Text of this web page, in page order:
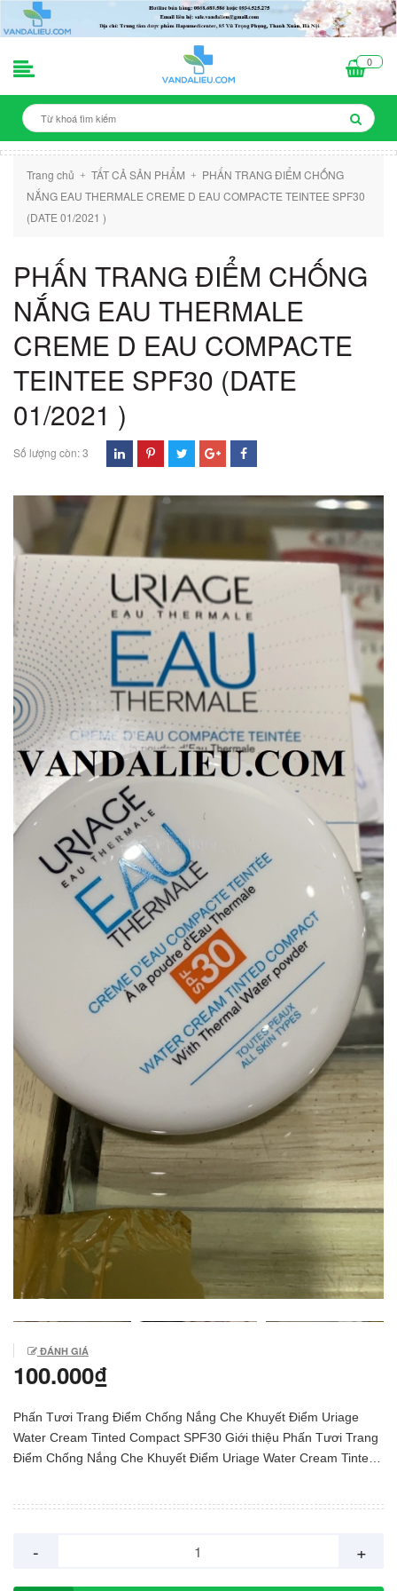
0
Trang chủ + TẤT CẢ SẢN PHẨM +
PHẤN TRANG ĐIỂM CHỐNG
NẮNG EAU THERMALE CREME D EAU COMPACTE TEINTEE SPF30
(DATE 01/2021 )
PHẤN TRANG ĐIỂM CHỐNG
NẮNG EAU THERMALE
CREME D EAU COMPACTE
TEINTEE SPF30 (DATE
01/2021 )
Số lượng còn: 3
ĐÁNH GIÁ
100.000₫
Phấn Tươi Trang Điểm Chống Nắng Che Khuyết Điểm Uriage
Water Cream Tinted Compact SPF30 Giới thiệu Phấn Tươi Trang
Điểm Chống Nắng Che Khuyết Điểm Uriage Water Cream Tinted
trang điểm chống nắng che khuyết điểm Uriage Bariésun Water
- +